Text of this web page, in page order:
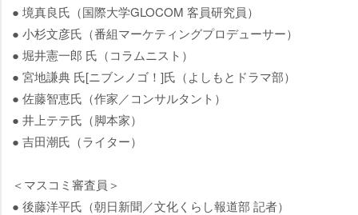
● 境真良氏（国際大学GLOCOM 客員研究員）
● 小杉文彦氏（番組マーケティングプロデューサー）
● 堀井憲一郎 氏（コラムニスト）
● 宮地謙典 氏[ニブンノゴ！]氏（よしもとドラマ部）
● 佐藤智恵氏（作家／コンサルタント）
● 井上テテ氏（脚本家）
● 吉田潮氏（ライター）
＜マスコミ審査員＞
● 後藤洋平氏（朝日新聞／文化くらし報道部 記者）